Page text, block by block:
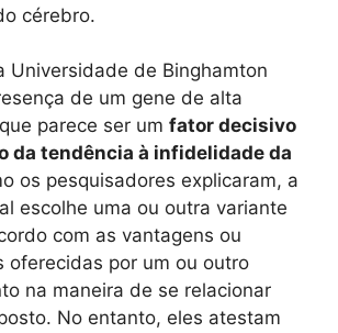
cérebro.
Universidade de Binghamton
de um gene de alta
parece ser um fator decisivo
da tendência à infidelidade da
os pesquisadores explicaram, a
escolhe uma ou outra variante
com as vantagens ou
oferecidas por um ou outro
na maneira de se relacionar
No entanto, eles atestam